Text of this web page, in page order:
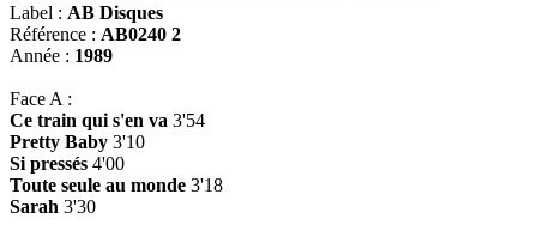
Label : AB Disques
Référence : AB0240 2
Année : 1989
Face A :
Ce train qui s'en va 3'54
Pretty Baby 3'10
Si pressés 4'00
Toute seule au monde 3'18
Sarah 3'30